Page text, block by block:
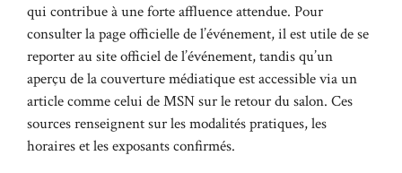
qui contribue à une forte affluence attendue. Pour
consulter la page officielle de l’événement, il est utile de se
reporter ausite officiel de l’événement, tandis qu’un
aperçu de la couverture médiatique est accessible via un
article comme celui deMSN sur le retour du salon. Ces
sources renseignent sur les modalités pratiques, les
horaires et les exposants confirmés.